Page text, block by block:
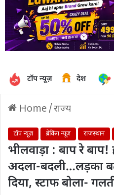
टॉप न्यूज़ देश
Home /राज्य
टॉप न्यूज़ ब्रेकिंग न्यूज़ राजस्थान
भीलवाड़ा : बाप रे बाप!
अदला-बदली…लड़का
दिया, स्टाफ बोला-